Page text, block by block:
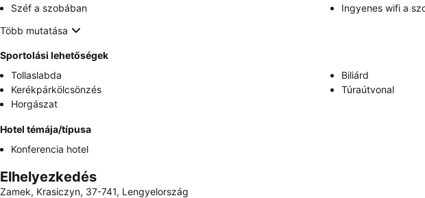
Széf a szobában
Ingyenes wifi a
Több mutatása
Sportolási lehetőségek
Tollaslabda
Biliárd
Kerékpárkölcsönzés
Túraútvonal
Horgászat
Hotel témája/típusa
Konferencia hotel
Elhelyezkedés
Zamek, Krasiczyn, 37-741, Lengyelország